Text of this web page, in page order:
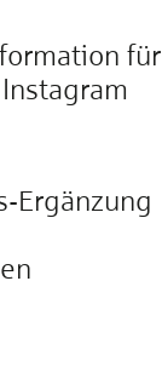
für
Ergänzung